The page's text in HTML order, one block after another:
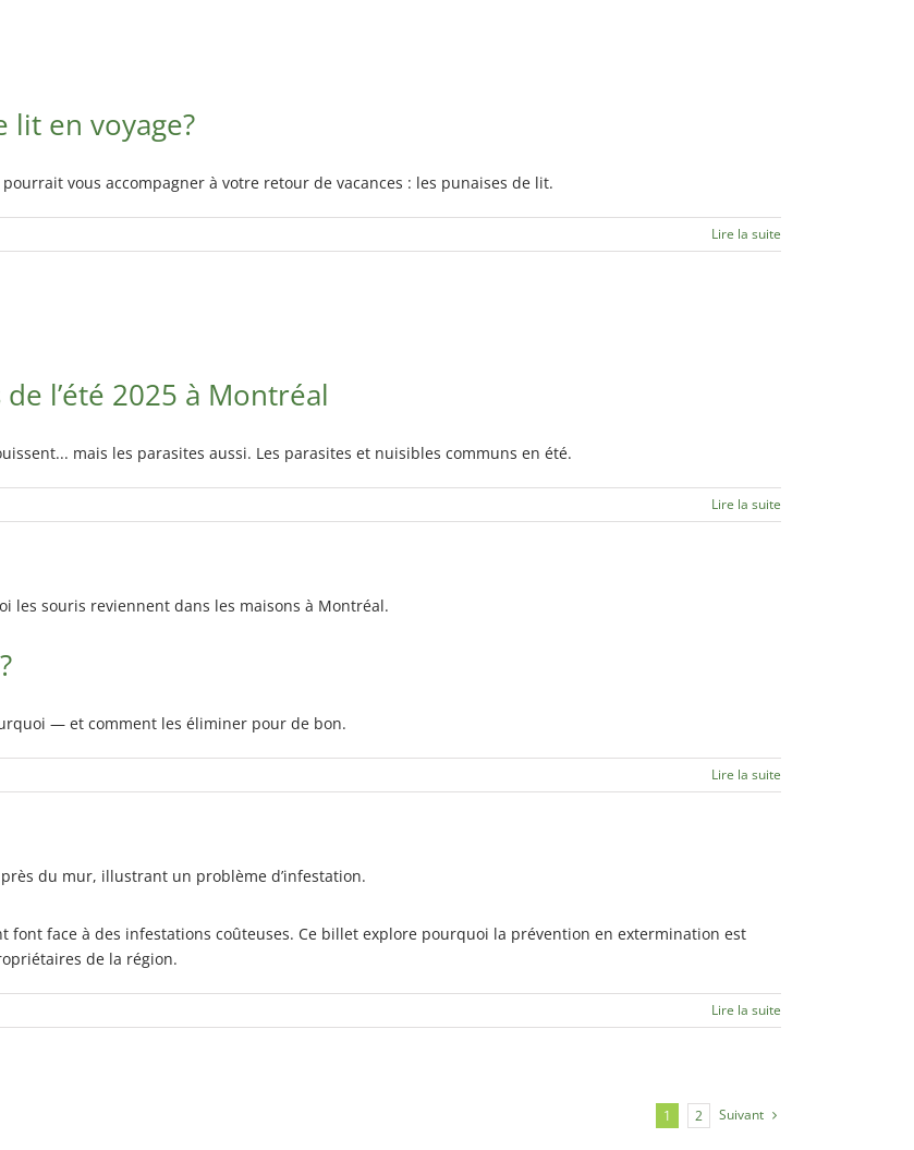
lit en voyage?
vous accompagner à votre retour de vacances : les punaises de lit.
Lire la suite
l’été 2025 à Montréal
mais les parasites aussi. Les parasites et nuisibles communs en été.
Lire la suite
— et comment les éliminer pour de bon.
Lire la suite
font face à des infestations coûteuses. Ce billet explore pourquoi la prévention en extermination est
de la région.
Lire la suite
1 2 Suivant